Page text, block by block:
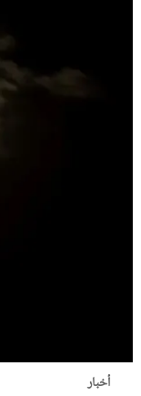
أخبار